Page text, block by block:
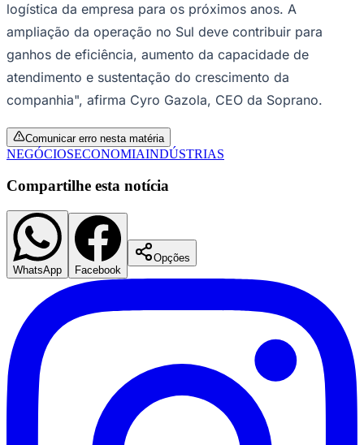
Goiás
A expansão inclui o fortalecimento da produção no
parque fabril de fechaduras, em Farroupilha. Segundo a
Soprano, o segmento está entre as principais frentes
industriais da companhia e ocupa posição de liderança
nacional em volume de produção. A empresa também
projeta gerar aproximadamente R$ 100 milhões em
impostos no Rio Grande do Sul ao longo dos próximos
operacional.
Com os novos investimentos, a companhia busca
ampliar a eficiência da operação, reduzir distâncias
logísticas e fortalecer a capacidade de atendimento ao
mercado.
"Este investimento fortalece a estrutura industrial e
logística da empresa para os próximos anos. A
ampliação da operação no Sul deve contribuir para
ganhos de eficiência, aumento da capacidade de
atendimento e sustentação do crescimento da